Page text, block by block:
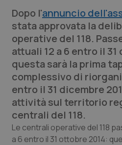
Lettere al direttore
Edizioni Regionali
QS Pro
Professionisti Sanitari.AI
Abruzzo
Basilicata
QS Pro Gold
Artrite & artrosi
QS Club Newsletter
Dopo l'annuncio
stata approvata la
operative del 118.
attuali 12 a 6 entro il 31
questa sarà la prima
complessivo di
entro il 31 dicembre
attività sul territorio
centrali del 118.
Le centrali operative del 118
a 6 entro il 31 ottobre 2014: